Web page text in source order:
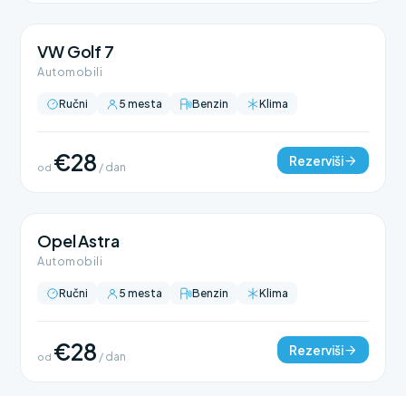
VW Golf 7
Automobili
Ručni 5 mesta Benzin Klima
od €28 / dan Rezerviši
Opel Astra
Automobili
Ručni 5 mesta Benzin Klima
od €28 / dan Rezerviši